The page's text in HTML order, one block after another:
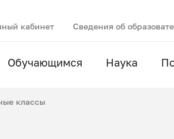
кабинет Сведения об
Обучающимся Наука
классы